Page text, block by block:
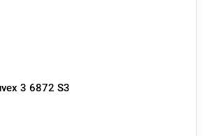
3 6872 S3